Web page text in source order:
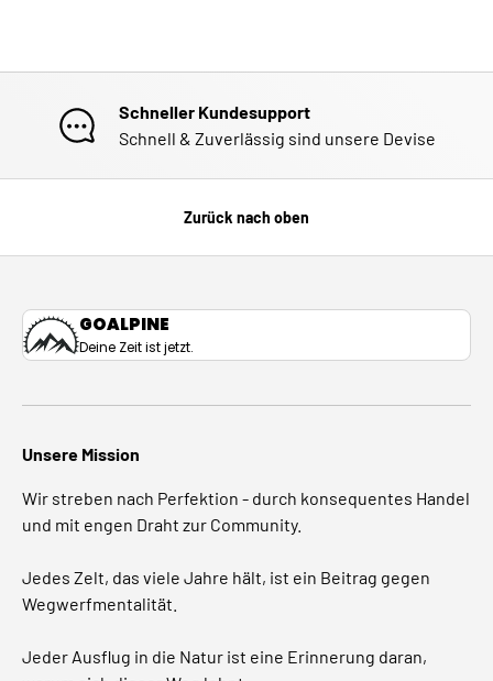
Schneller Kundesupport
Schnell & Zuverlässig sind unsere Devise
Zurück nach oben
GOALPINE
Deine Zeit ist jetzt.
Unsere Mission
Wir streben nach Perfektion - durch konsequentes Handel
und mit engen Draht zur Community.
Jedes Zelt, das viele Jahre hält, ist ein Beitrag gegen
Wegwerfmentalität.
Jeder Ausflug in die Natur ist eine Erinnerung daran,